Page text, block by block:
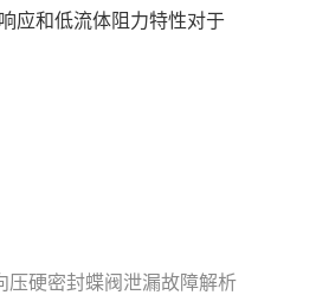
应和低流体阻力特性对于
压硬密封蝶阀泄漏故障解析